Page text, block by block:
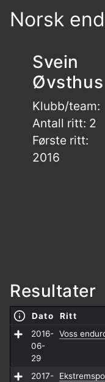
Norsk
Svein
Øvsthus
Klubb/team:
Antall ritt: 2
Første ritt:
2016
Resultater
Dato Ritt
2016-
06-
29
Voss
2017-